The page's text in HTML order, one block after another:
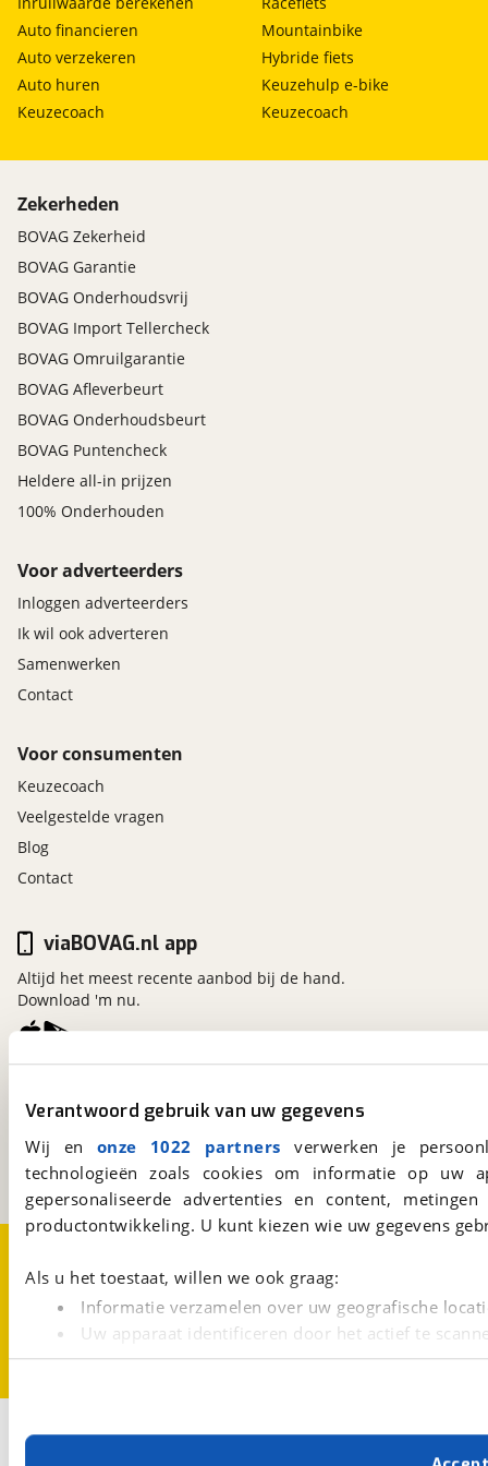
Verantwoord gebruik van uw gegevens
Wij en onze 1022 partners verwerken je
technologieën zoals cookies om informatie op
gepersonaliseerde advertenties en content,
productontwikkeling. U kunt kiezen wie uw gegevens
Als u het toestaat, willen we ook graag:
Informatie verzamelen over uw geografische
Uw apparaat identificeren door het actief te
Lees meer over hoe uw persoonlijke gegevens worden
Met cookies en vergelijkbare technieken zorgen we
Auto financieren
Auto verzekeren
Auto huren
Keuzecoach
Mountainbike
Hybride fiets
Keuzehulp e-bike
Keuzecoach
Zekerheden
BOVAG Zekerheid
BOVAG Garantie
BOVAG Onderhoudsvrij
BOVAG Import Tellercheck
BOVAG Omruilgarantie
BOVAG Afleverbeurt
BOVAG Onderhoudsbeurt
BOVAG Puntencheck
Heldere all-in prijzen
100% Onderhouden
Voor adverteerders
Inloggen adverteerders
Ik wil ook adverteren
Samenwerken
Contact
Voor consumenten
Keuzecoach
Veelgestelde vragen
Blog
Contact
Kosterijland15
Een initiatief van
BOVAG
viaBOVAG.nl app
Altijd het meest recente aanbod bij de hand.
Download 'm nu.
Cookievoorkeuren
Vacatures